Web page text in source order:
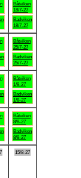
Båtviken
18/7-27
Badviken
18/7-27
Båtviken
25/7-27
Badviken
25/7-27
Båtviken
1/8-27
Badviken
1/8-27
Båtviken
8/8-27
Badviken
8/8-27
15/8-27